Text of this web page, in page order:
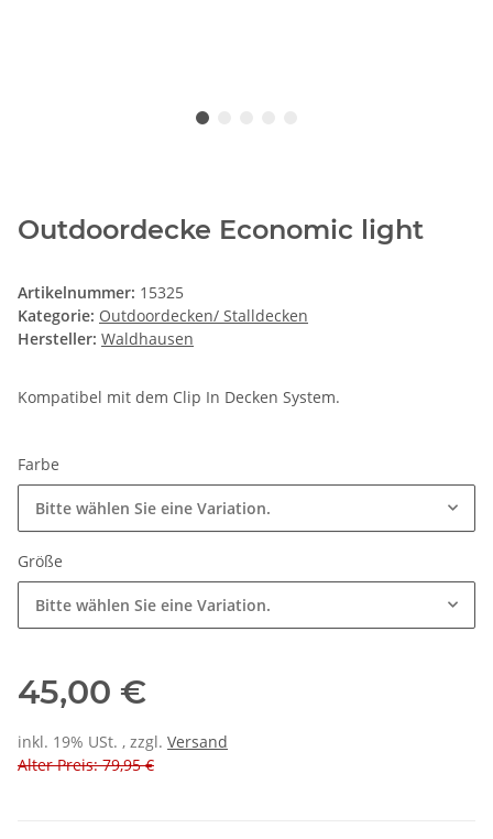
Outdoordecke Economic light
Artikelnummer: 15325
Kategorie: Outdoordecken/ Stalldecken
Hersteller: Waldhausen
Kompatibel mit dem Clip In Decken System.
Farbe
Bitte wählen Sie eine Variation.
Größe
Bitte wählen Sie eine Variation.
45,00 €
inkl. 19% USt. , zzgl. Versand
Alter Preis: 79,95 €